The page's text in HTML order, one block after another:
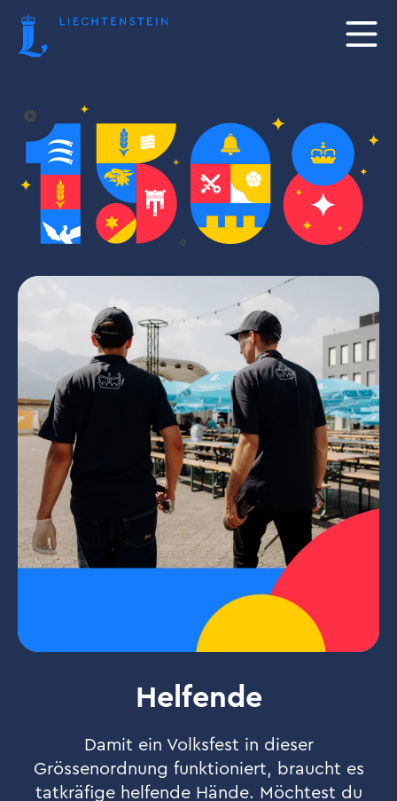
Helfende
Damit ein Volksfest in dieser
Grössenordnung funktioniert, braucht es
tatkräfige helfende Hände. Möchtest du